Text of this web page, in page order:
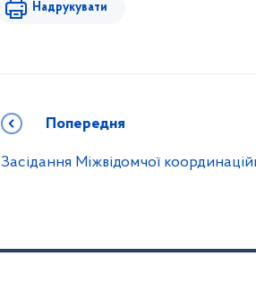
Надрукувати
Попередня
Засідання Міжвідомчої